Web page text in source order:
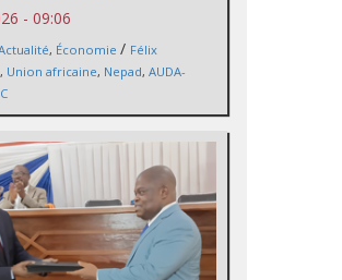
- 09:06
, Économie / Félix
, Union africaine, Nepad, AUDA-